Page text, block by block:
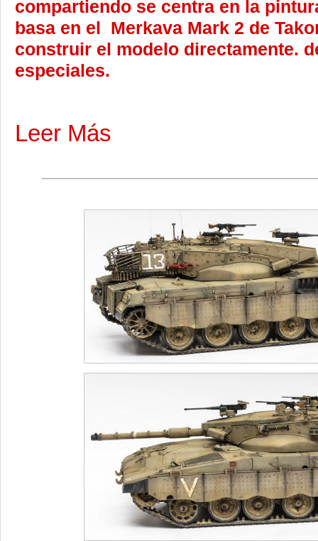
compartiendo se centra en la
basa en el Merkava Mark 2 de
construir el modelo directamente.
especiales.
Leer Más